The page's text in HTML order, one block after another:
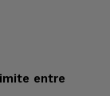
entre